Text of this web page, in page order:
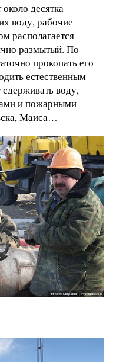
десятка
воду, рабочие
располагается
размытый. По
прокопать его
естественным
воду,
и пожарными
Маиса…